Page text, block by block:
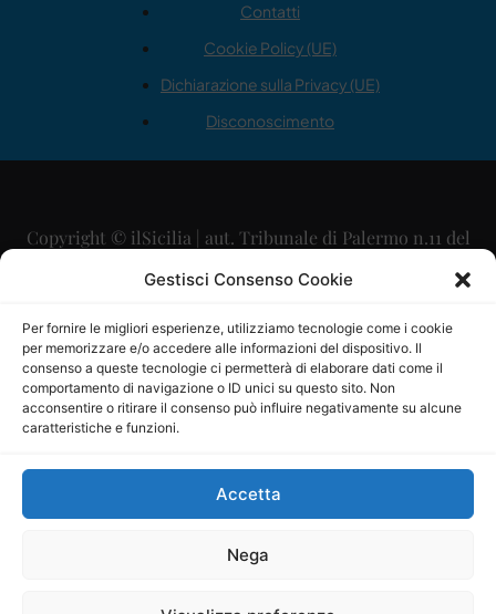
Gestisci Consenso Cookie
Per fornire le migliori esperienze, utilizziamo tecnologie come i cookie
per memorizzare e/o accedere alle informazioni del dispositivo. Il
consenso a queste tecnologie ci permetterà di elaborare dati come il
comportamento di navigazione o ID unici su questo sito. Non
acconsentire o ritirare il consenso può influire negativamente su alcune
caratteristiche e funzioni.
Accetta
Nega
Contatti
Cookie Policy (UE)
Dichiarazione sulla Privacy (UE)
Disconoscimento
Copyright © ilSicilia | aut. Tribunale di Palermo n.11 del
29/09/2015
Direttore Editoriale: Maurizio Scaglione
Direttore Responsabile: Maria Calabrese
P.IVA: 06334930820
Mercurio Comunicazione Società Cooperativa a r.l. è
iscritta al Registro degli Operatori di Comunicazione al